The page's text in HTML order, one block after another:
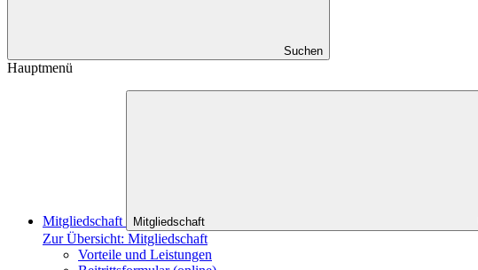
Suchen
Hauptmenü
Mitgliedschaft Mitgliedschaft
Zur Übersicht: Mitgliedschaft
Vorteile und Leistungen